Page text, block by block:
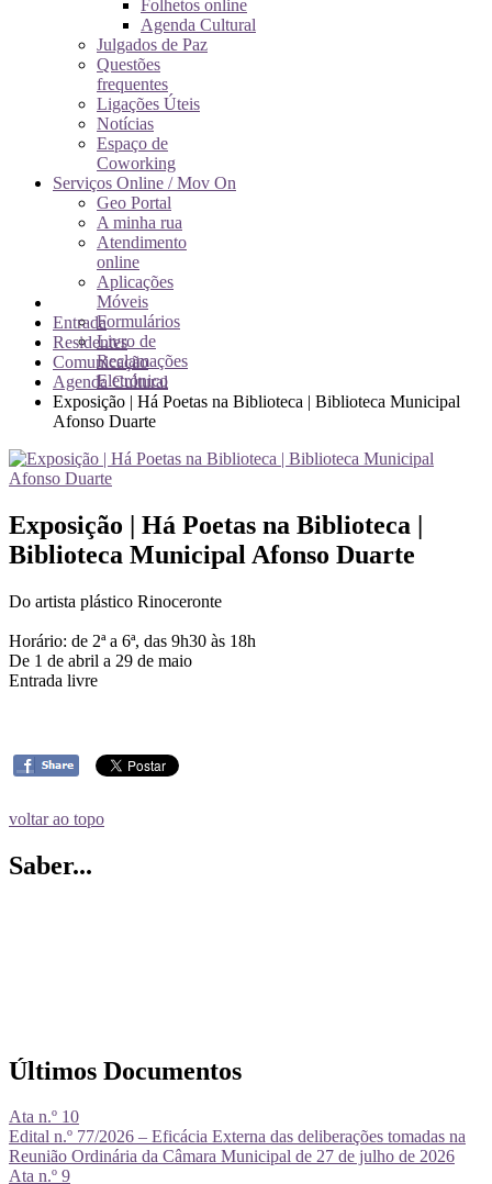
Folhetos online
Agenda Cultural
Julgados de Paz
Questões
frequentes
Ligações Úteis
Notícias
Espaço de
Coworking
Serviços Online / Mov On
Geo Portal
A minha rua
Atendimento
online
Aplicações
Móveis
Formulários
Livro de
Reclamações
Eletrónico
Entrada
Residentes
Comunicação
Agenda Cultural
Exposição | Há Poetas na Biblioteca | Biblioteca Municipal
Afonso Duarte
Exposição | Há Poetas na Biblioteca |
Biblioteca Municipal Afonso Duarte
Do artista plástico Rinoceronte
Horário: de 2ª a 6ª, das 9h30 às 18h
De 1 de abril a 29 de maio
Entrada livre
voltar ao topo
Saber...
Últimos Documentos
Ata n.º 10
Edital n.º 77/2026 – Eficácia Externa das deliberações tomadas na
Reunião Ordinária da Câmara Municipal de 27 de julho de 2026
Ata n.º 9